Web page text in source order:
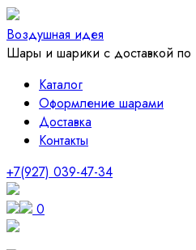
Воздушная идея
Шары и шарики с доставкой по
Каталог
Оформление шарами
Доставка
Контакты
+7(927) 039-47-34
0